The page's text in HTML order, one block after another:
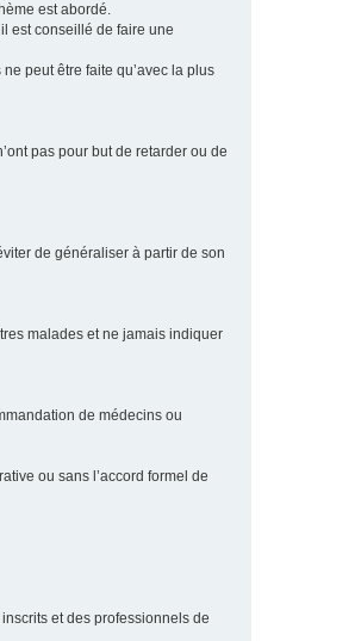
est abordé.
est conseillé de faire une
peut être faite qu’avec la plus
pas pour but de retarder ou de
de généraliser à partir de son
malades et ne jamais indiquer
de médecins ou
ou sans l’accord formel de
et des professionnels de